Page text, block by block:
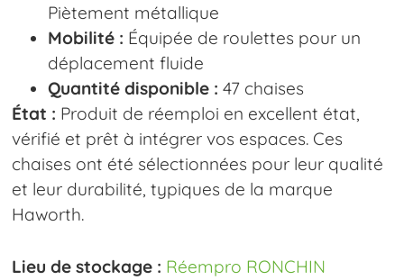
Piètement métallique
Mobilité : Équipée de roulettes pour un
déplacement fluide
Quantité disponible : 47 chaises
État : Produit de réemploi en excellent état,
vérifié et prêt à intégrer vos espaces. Ces
chaises ont été sélectionnées pour leur qualité
et leur durabilité, typiques de la marque
Haworth.
Lieu de stockage : Réempro RONCHIN